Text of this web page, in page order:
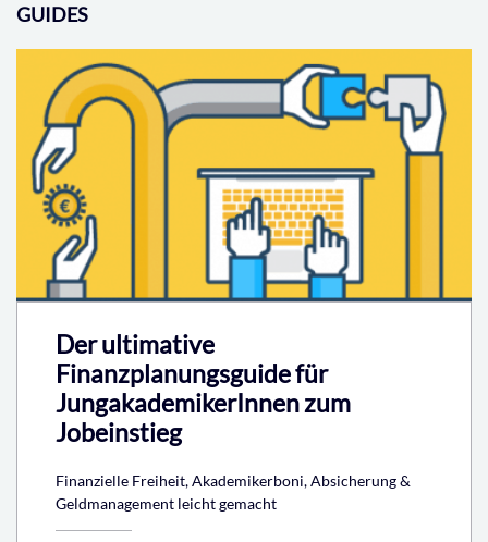
GUIDES
Der ultimative
Finanzplanungsguide für
JungakademikerInnen zum
Jobeinstieg
Finanzielle Freiheit, Akademikerboni, Absicherung &
Geldmanagement leicht gemacht